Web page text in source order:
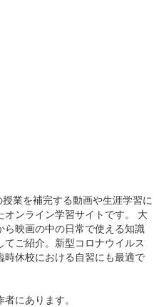
業を補完する動画や生涯学習に
ンライン学習サイトです。 大
ら映画の中の日常で使える知識
ご紹介。新型コロナウイルス
休校における自習にも最適で
にあります。